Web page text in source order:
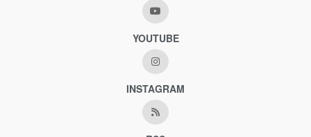
YOUTUBE
INSTAGRAM